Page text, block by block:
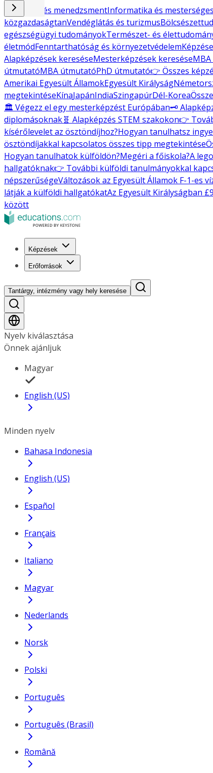
Gazdaság és menedzsmentInformatika és
közgazdaságtanVendéglátás és turizmus
egészségügyi tudományokTermészet- és
életmódFenntarthatóság és környezetvédelem
Alapképzések kereséseMesterképzések keresése
útmutatóMBA útmutatóPhD útmutató👉 Összes
Amerikai Egyesült ÁllamokEgyesült Királyság
megtekintéseKínaJapánIndiaSzingapúrDél-Korea
🏛️ Végezz el egy mesterképzést Európában🗝️
diplomásoknak🧬 Alapképzés STEM szakokon👉
kísérőlevelet az ösztöndíjhoz?Hogyan tanulhatsz
ösztöndíjakkal kapcsolatos összes tipp megtekintése
Hogyan tanulhatok külföldön?Megéri a főiskola?A
hallgatóknak👉 További külföldi tanulmányokkal
népszerűségeVáltozások az Egyesült Államok F-1-es
látják a külföldi hallgatókatAz Egyesült Királyságban
között
Képzések
Erőforrások
Tantárgy, intézmény vagy hely keresése
Nyelv kiválasztása
Önnek ajánljuk
Magyar
English (US)
Minden nyelv
Bahasa Indonesia
English (US)
Español
Français
Italiano
Magyar
Nederlands
Norsk
Polski
Português
Português (Brasil)
Română